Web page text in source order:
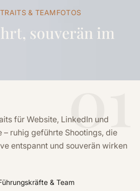
& TEAMFOTOS
souverän im
01
für Website, LinkedIn und
– ruhig geführte Shootings, die
entspannt und souverän wirken
& Team